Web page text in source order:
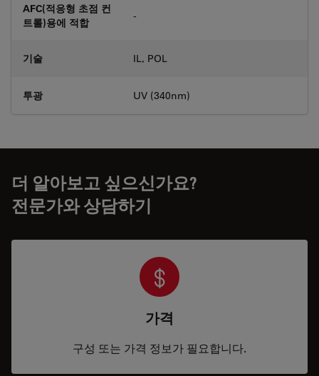
AFC(적응형 초점 컨
트롤)용에 적합
-
기술 IL, POL
투광 UV (340nm)
더 알아보고 싶으신가요?
전문가와 상담하기
가격
구성 또는 가격 정보가 필요합니다.